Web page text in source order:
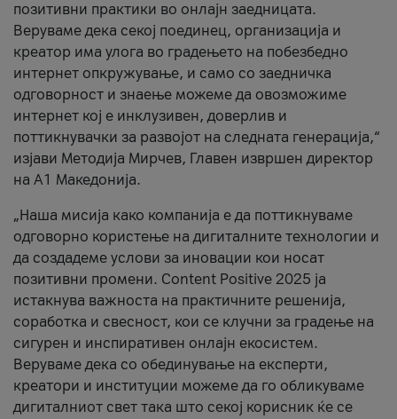
позитивни практики во онлајн заедницата.
Веруваме дека секој поединец, организација и
креатор има улога во градењето на побезбедно
интернет опкружување, и само со заедничка
одговорност и знаење можеме да овозможиме
интернет кој е инклузивен, доверлив и
поттикнувачки за развојот на следната генерација,“
изјави Методија Мирчев, Главен извршен директор
на А1 Македонија.
„Наша мисија како компанија е да поттикнуваме
одговорно користење на дигиталните технологии и
да создадеме услови за иновации кои носат
позитивни промени. Content Positive 2025 ја
истакнува важноста на практичните решенија,
соработка и свесност, кои се клучни за градење на
сигурен и инспиративен онлајн екосистем.
Веруваме дека со обединување на експерти,
креатори и институции можеме да го обликуваме
дигиталниот свет така што секој корисник ќе се